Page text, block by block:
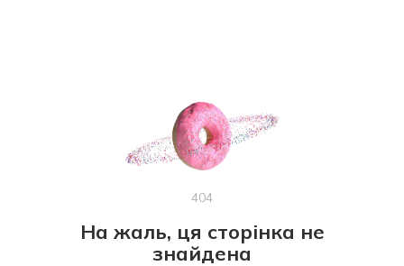
404
На жаль, ця сторінка не
знайдена